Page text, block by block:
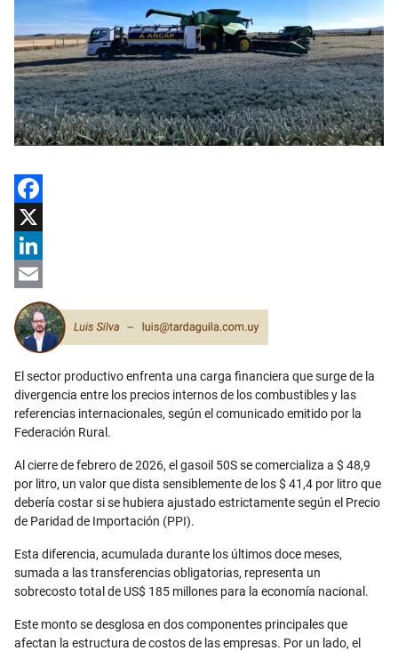
Facebook
X
LinkedIn
Email
El sector productivo enfrenta una carga financiera que surge de la
divergencia entre los precios internos de los combustibles y las
referencias internacionales, según el comunicado emitido por la
Federación Rural.
Al cierre de febrero de 2026, el gasoil 50S se comercializa a $ 48,9
por litro, un valor que dista sensiblemente de los $ 41,4 por litro que
debería costar si se hubiera ajustado estrictamente según el Precio
de Paridad de Importación (PPI).
Esta diferencia, acumulada durante los últimos doce meses,
sumada a las transferencias obligatorias, representa un
sobrecosto total de US$ 185 millones para la economía nacional.
Este monto se desglosa en dos componentes principales que
afectan la estructura de costos de las empresas. Por un lado, el